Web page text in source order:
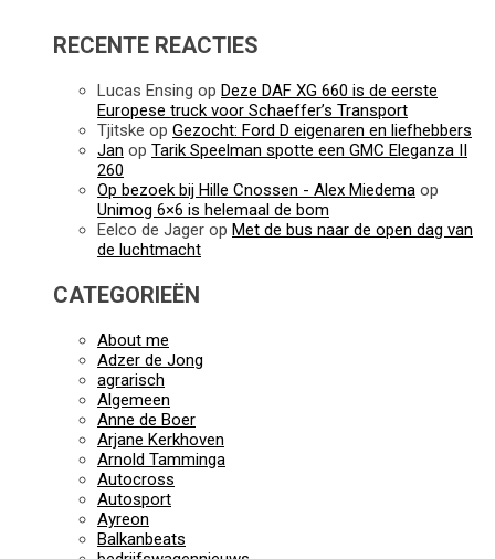
RECENTE REACTIES
Lucas Ensing op Deze DAF XG 660 is de eerste
Europese truck voor Schaeffer’s Transport
Tjitske op Gezocht: Ford D eigenaren en liefhebbers
Jan op Tarik Speelman spotte een GMC Eleganza II
260
Op bezoek bij Hille Cnossen - Alex Miedema op
Unimog 6×6 is helemaal de bom
Eelco de Jager op Met de bus naar de open dag van
de luchtmacht
CATEGORIEËN
About me
Adzer de Jong
agrarisch
Algemeen
Anne de Boer
Arjane Kerkhoven
Arnold Tamminga
Autocross
Autosport
Ayreon
Balkanbeats